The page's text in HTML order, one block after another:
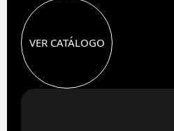
VER CATÁLOGO